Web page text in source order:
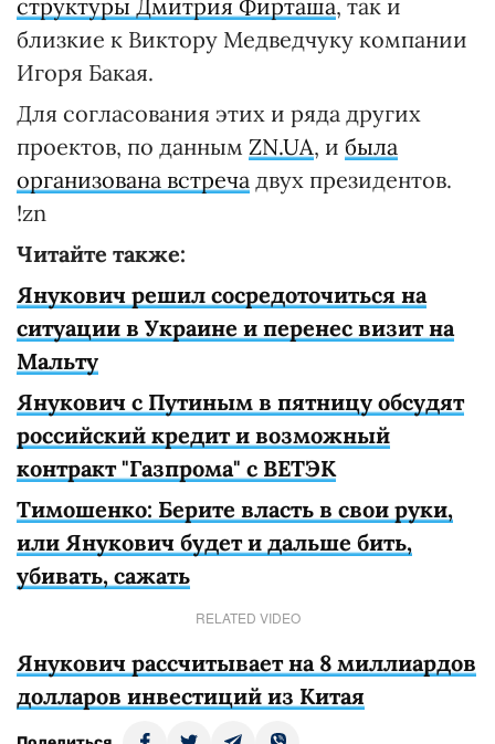
структуры Дмитрия Фирташа, так и
близкие к Виктору Медведчуку компании
Игоря Бакая.
Для согласования этих и ряда других
проектов, по данным ZN.UA, и была
организована встреча двух президентов.
!zn
Читайте также:
Янукович решил сосредоточиться на
ситуации в Украине и перенес визит на
Мальту
Янукович с Путиным в пятницу обсудят
российский кредит и возможный
контракт "Газпрома" с ВЕТЭК
Тимошенко: Берите власть в свои руки,
или Янукович будет и дальше бить,
убивать, сажать
RELATED VIDEO
Янукович рассчитывает на 8 миллиардов
долларов инвестиций из Китая